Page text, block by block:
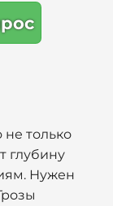
только
глубину
Нужен